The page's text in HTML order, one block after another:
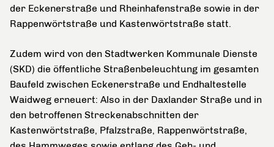
der Eckenerstraße und Rheinhafenstraße sowie in der
Rappenwörtstraße und Kastenwörtstraße statt.
Zudem wird von den Stadtwerken Kommunale Dienste
(SKD) die öffentliche Straßenbeleuchtung im gesamten
Baufeld zwischen Eckenerstraße und Endhaltestelle
Waidweg erneuert: Also in der Daxlander Straße und in
den betroffenen Streckenabschnitten der
Kastenwörtstraße, Pfalzstraße, Rappenwörtstraße,